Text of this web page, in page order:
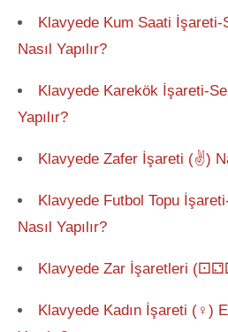
Klavyede Kum Saati İşareti-
Nasıl Yapılır?
Klavyede Karekök İşareti-
Yapılır?
Klavyede Zafer İşareti (✌)
Klavyede Futbol Topu
Nasıl Yapılır?
Klavyede Zar İşaretleri
Klavyede Kadın İşareti (♀)